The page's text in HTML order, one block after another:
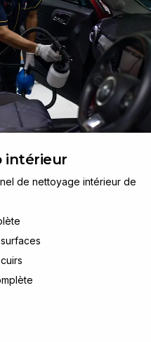
intérieur
de nettoyage intérieur de